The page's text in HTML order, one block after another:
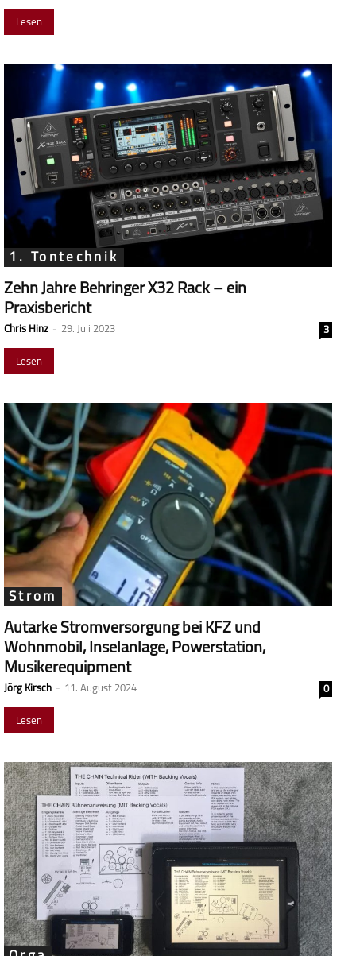
Lesen
1. Tontechnik
Zehn Jahre Behringer X32 Rack – ein
Praxisbericht
Chris Hinz - 29. Juli 2023
3
Lesen
Strom
Autarke Stromversorgung bei KFZ und
Wohnmobil, Inselanlage, Powerstation,
Musikerequipment
Jörg Kirsch - 11. August 2024
0
Lesen